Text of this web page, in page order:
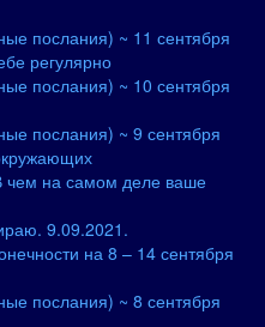
послания) ~ 11 сентября
регулярно
послания) ~ 10 сентября
послания) ~ 9 сентября
чем на самом деле ваше
9.09.2021.
на 8 – 14 сентября
послания) ~ 8 сентября